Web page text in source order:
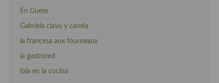
En Guete
Gabriela clavo y canela
la francesa aux fourneaux
la gastrored
lola en la cocina